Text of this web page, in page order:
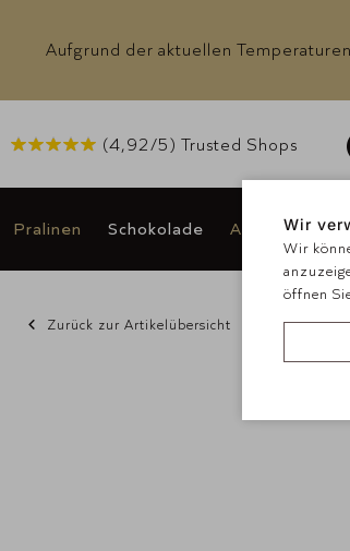
Aufgrund der aktuellen
(4,92 /5) Trusted Shops
Pralinen Schokolade Anlässe &
Zurück zur Artikelübersicht
Wir
Wir
öffnen